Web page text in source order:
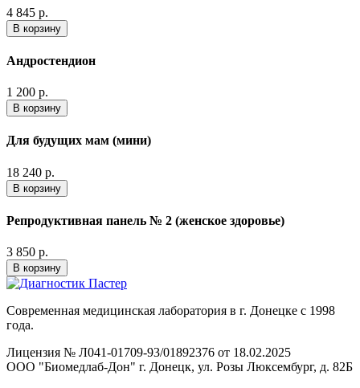
4 845 р.
В корзину
Андростендион
1 200 р.
В корзину
Для будущих мам (мини)
18 240 р.
В корзину
Репродуктивная панель № 2 (женское здоровье)
3 850 р.
В корзину
Современная медицинская лаборатория в г. Донецке с 1998
года.
Лицензия № Л041-01709-93/01892376 от 18.02.2025
ООО "Биомедлаб-Дон" г. Донецк, ул. Розы Люксембург, д. 82Б